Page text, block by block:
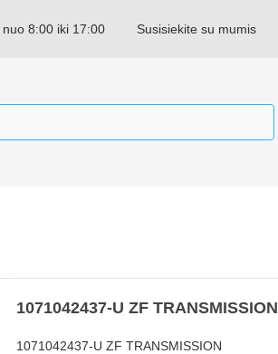
8:00 iki 17:00 Susisiekite su mumis
1071042437-U ZF TRANSMISSION
1071042437-U ZF TRANSMISSION